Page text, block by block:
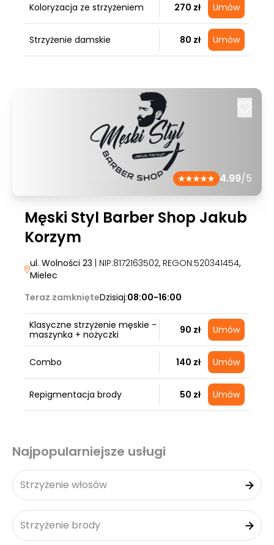
Koloryzacja ze strzyżeniem 270 zł Umów
Strzyżenie damskie 80 zł Umów
4.99/5
Męski Styl Barber Shop Jakub
Korzym
ul. Wolności 23 | NIP:8172163502, REGON:520341454,
Mielec
Teraz zamknięteDzisiaj:08:00-16:00
Klasyczne strzyżenie męskie -
maszynka + nożyczki
90 zł Umów
Combo 140 zł Umów
Repigmentacja brody 50 zł Umów
Najpopularniejsze usługi
Strzyżenie włosów
Strzyżenie brody